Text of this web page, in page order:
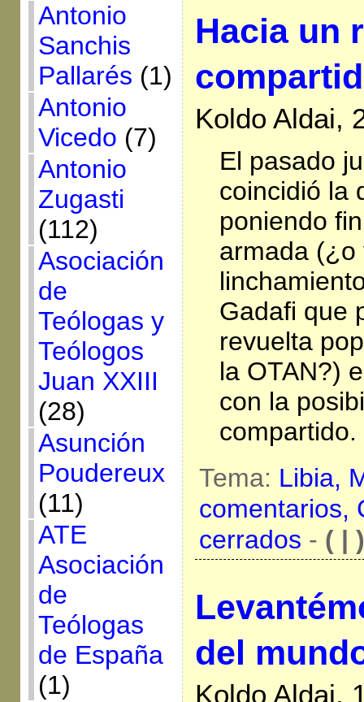
Antonio
Sanchis
Pallarés (1)
Antonio
Vicedo (7)
Antonio
Zugasti
(112)
Asociación
de
Teólogas y
Teólogos
Juan XXIII
(28)
Asunción
Poudereux
(11)
ATE
Asociación
de
Teólogas
de España
(1)
Hacia un
Koldo Aldai,
El pasado
coincidió la
poniendo
armada (¿o
Gadafi que
revuelta
la OTAN?)
con la
Tema: Libia,
comentarios,
cerrados - ( | )
del
Koldo Aldai,